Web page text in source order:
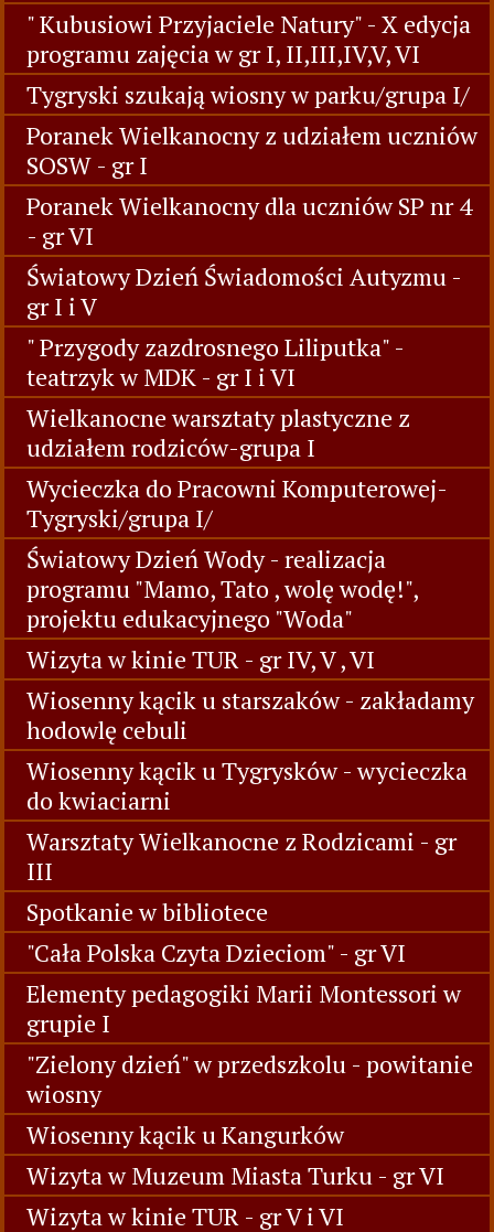
" Kubusiowi Przyjaciele Natury" - X edycja
programu zajęcia w gr I, II,III,IV,V, VI
Tygryski szukają wiosny w parku/grupa I/
Poranek Wielkanocny z udziałem uczniów
SOSW - gr I
Poranek Wielkanocny dla uczniów SP nr 4
- gr VI
Światowy Dzień Świadomości Autyzmu -
gr I i V
" Przygody zazdrosnego Liliputka" -
teatrzyk w MDK - gr I i VI
Wielkanocne warsztaty plastyczne z
udziałem rodziców-grupa I
Wycieczka do Pracowni Komputerowej-
Tygryski/grupa I/
Światowy Dzień Wody - realizacja
programu "Mamo, Tato , wolę wodę!",
projektu edukacyjnego "Woda"
Wizyta w kinie TUR - gr IV, V , VI
Wiosenny kącik u starszaków - zakładamy
hodowlę cebuli
Wiosenny kącik u Tygrysków - wycieczka
do kwiaciarni
Warsztaty Wielkanocne z Rodzicami - gr
III
Spotkanie w bibliotece
"Cała Polska Czyta Dzieciom" - gr VI
Elementy pedagogiki Marii Montessori w
grupie I
"Zielony dzień" w przedszkolu - powitanie
wiosny
Wiosenny kącik u Kangurków
Wizyta w Muzeum Miasta Turku - gr VI
Wizyta w kinie TUR - gr V i VI